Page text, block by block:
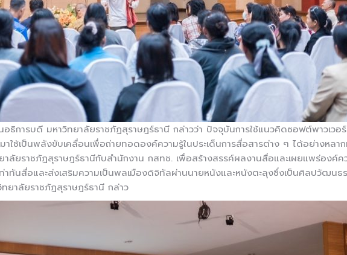
การบดี มหาวิทยาลัยราชภัฏสุราษฎร์ธานี กล่าวว่า ปัจจุบันการใช้แนวคิดซอฟต์พาวเวอ
มาใช้เป็นพลังขับเคลื่อนเพื่อถ่ายทอดองค์ความรู้ในประเด็นการสื่อสารต่าง ๆ ได้อย่างหลา
าลัยราชภัฏสุราษฎร์ธานีกับสำนักงาน กสทช. เพื่อสร้างสรรค์ผลงานสื่อและเผยแพร่องค์
ท่าทันสื่อและส่งเสริมความเป็นพลเมืองดิจิทัลผ่านนายหนังและหนังตะลุงซึ่งเป็นศิลปวัฒน
ยาลัยราชภัฏสุราษฎร์ธานี กล่าว